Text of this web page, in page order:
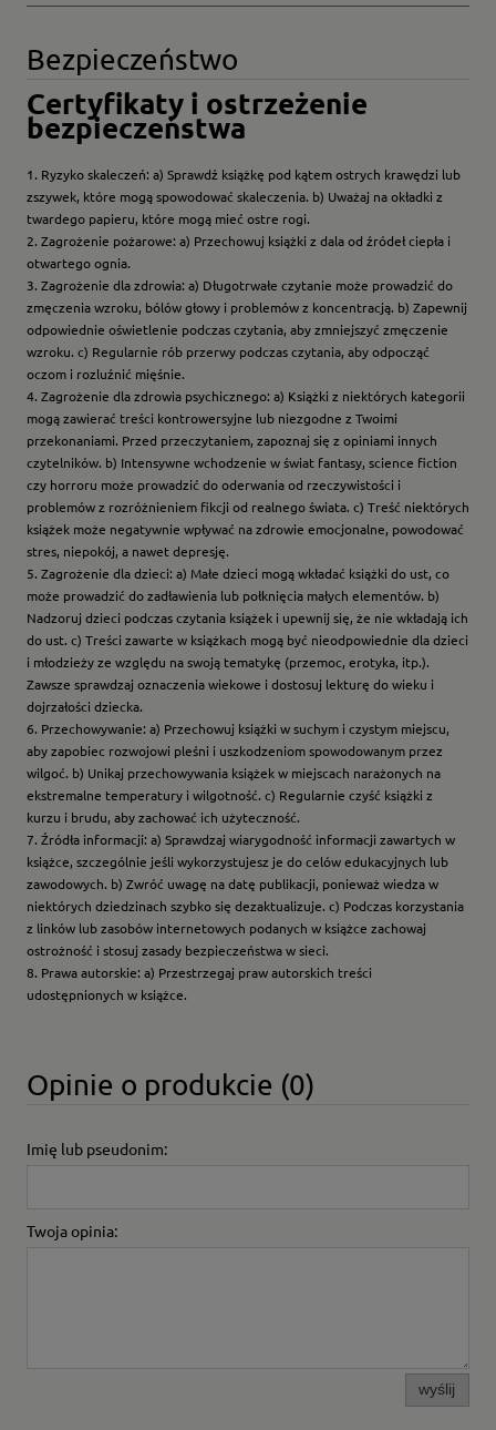
Bezpieczeństwo
Certyfikaty i ostrzeżenie
bezpieczeństwa
1. Ryzyko skaleczeń: a) Sprawdź książkę pod kątem ostrych krawędzi lub
zszywek, które mogą spowodować skaleczenia. b) Uważaj na okładki z
twardego papieru, które mogą mieć ostre rogi.
2. Zagrożenie pożarowe: a) Przechowuj książki z dala od źródeł ciepła i
otwartego ognia.
3. Zagrożenie dla zdrowia: a) Długotrwałe czytanie może prowadzić do
zmęczenia wzroku, bólów głowy i problemów z koncentracją. b) Zapewnij
odpowiednie oświetlenie podczas czytania, aby zmniejszyć zmęczenie
wzroku. c) Regularnie rób przerwy podczas czytania, aby odpocząć
oczom i rozluźnić mięśnie.
4. Zagrożenie dla zdrowia psychicznego: a) Książki z niektórych kategorii
mogą zawierać treści kontrowersyjne lub niezgodne z Twoimi
przekonaniami. Przed przeczytaniem, zapoznaj się z opiniami innych
czytelników. b) Intensywne wchodzenie w świat fantasy, science fiction
czy horroru może prowadzić do oderwania od rzeczywistości i
problemów z rozróżnieniem fikcji od realnego świata. c) Treść niektórych
książek może negatywnie wpływać na zdrowie emocjonalne, powodować
stres, niepokój, a nawet depresję.
5. Zagrożenie dla dzieci: a) Małe dzieci mogą wkładać książki do ust, co
może prowadzić do zadławienia lub połknięcia małych elementów. b)
Nadzoruj dzieci podczas czytania książek i upewnij się, że nie wkładają ich
do ust. c) Treści zawarte w książkach mogą być nieodpowiednie dla dzieci
i młodzieży ze względu na swoją tematykę (przemoc, erotyka, itp.).
Zawsze sprawdzaj oznaczenia wiekowe i dostosuj lekturę do wieku i
dojrzałości dziecka.
6. Przechowywanie: a) Przechowuj książki w suchym i czystym miejscu,
aby zapobiec rozwojowi pleśni i uszkodzeniom spowodowanym przez
wilgoć. b) Unikaj przechowywania książek w miejscach narażonych na
ekstremalne temperatury i wilgotność. c) Regularnie czyść książki z
kurzu i brudu, aby zachować ich użyteczność.
7. Źródła informacji: a) Sprawdzaj wiarygodność informacji zawartych w
książce, szczególnie jeśli wykorzystujesz je do celów edukacyjnych lub
zawodowych. b) Zwróć uwagę na datę publikacji, ponieważ wiedza w
niektórych dziedzinach szybko się dezaktualizuje. c) Podczas korzystania
z linków lub zasobów internetowych podanych w książce zachowaj
ostrożność i stosuj zasady bezpieczeństwa w sieci.
8. Prawa autorskie: a) Przestrzegaj praw autorskich treści
udostępnionych w książce.
Opinie o produkcie (0)
Imię lub pseudonim:
Twoja opinia:
wyślij